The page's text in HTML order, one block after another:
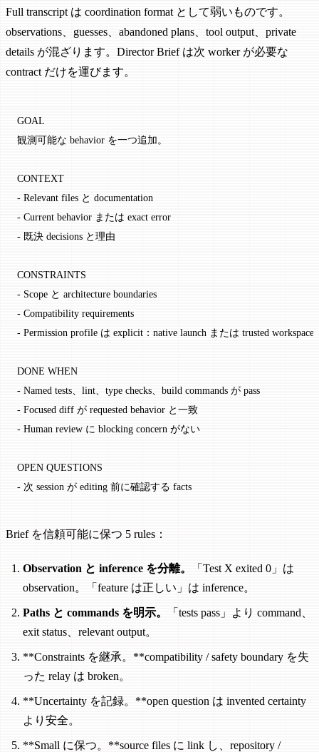
Full transcript は coordination format として弱いものです。
observations、guesses、abandoned plans、tool output、private
details が混ざります。Director Brief は次 worker が必要な
contract だけを運びます。
GOAL
観測可能な behavior を一つ追加。
CONTEXT
- Relevant files と documentation
- Current behavior または exact error
- 既決 decisions と理由
CONSTRAINTS
- Scope と architecture boundaries
- Compatibility requirements
- Permission profile は explicit：native launch または trusted workspace
DONE WHEN
- Named tests、lint、type checks、build commands が pass
- Focused diff が requested behavior と一致
- Human review に blocking concern がない
OPEN QUESTIONS
- 次 session が editing 前に確認する facts
Brief を信頼可能に保つ 5 rules：
Observation と inference を分離。
「Test X exited 0」は
observation。「feature は正しい」は inference。
Paths と commands を明示。
「tests pass」より command、
exit status、relevant output。
**Constraints を継承。**compatibility / safety boundary を失
った relay は broken。
**Uncertainty を記録。**open question は invented certainty
より安全。
**Small に保つ。**source files に link し、repository /